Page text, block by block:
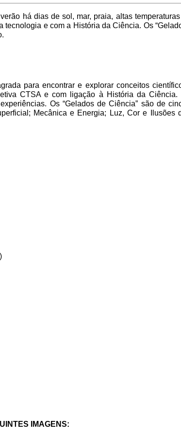
há dias de sol, mar, praia, altas
e com a História da Ciência. Os
para encontrar e explorar conceitos
CTSA e com ligação à História da Ciência.
Os “Gelados de Ciência” são de
Mecânica e Energia; Luz, Cor e Ilusões
IMAGENS: